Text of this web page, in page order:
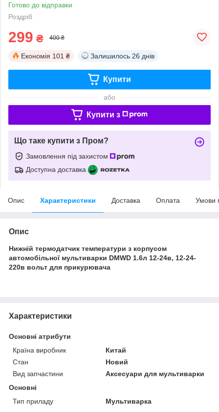
Готово до відправки
Роздріб
299 ₴ 400 ₴
Економія 101 ₴ Залишилось 26 днів
Купити
або
Купити з
Що таке купити з Пром?
Замовлення під захистом
Доступна доставка
Опис Характеристики Доставка Оплата Умови
Опис
Нижній термодатчик температури з корпусом
автомобільної мультиварки DMWD 1.6л 12-24в, 12-24-
220в вольт для прикурювача
Характеристики
Основні атрибути
Країна виробник
Китай
Стан
Новий
Вид запчастини
Аксесуари для мультиварки
Основні
Тип приладу
Мультиварка